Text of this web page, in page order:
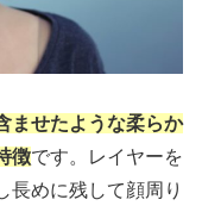
ませたような柔らか
徴です。レイヤーを
長めに残して顔周り